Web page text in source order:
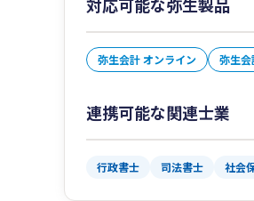
対応可能な弥生製品
弥生会計 オンライン 弥生会
連携可能な関連士業
行政書士 司法書士 社会